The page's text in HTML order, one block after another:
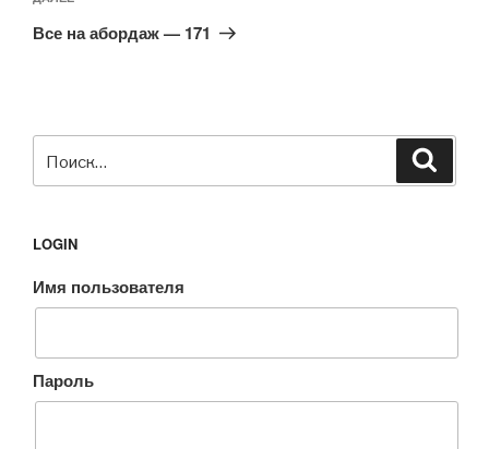
запись
Все на абордаж — 171
LOGIN
Имя пользователя
Пароль